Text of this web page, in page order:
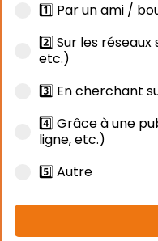
1️⃣ Par un ami /
2️⃣ Sur les
etc.)
3️⃣ En cherchant
4️⃣ Grâce à une
ligne, etc.)
5️⃣ Autre